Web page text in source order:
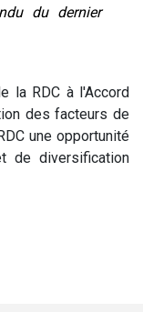
du dernier
la RDC à l'Accord
des facteurs de
une opportunité
de diversification